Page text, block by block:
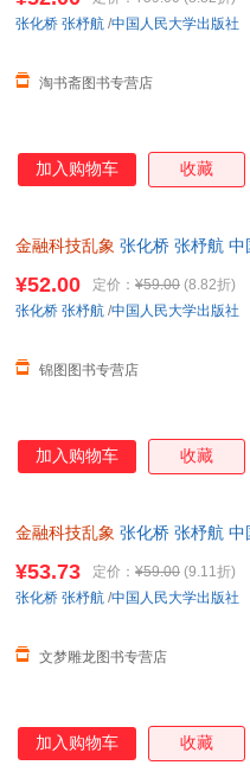
淘书斋图书专营店
张化桥 张杼航 /中国人民大学出版社
加入购物车 收藏
金融科技乱象 张化桥 张杼航
¥52.00 定价： ¥59.00 (8.82折)
锦图图书专营店
张化桥 张杼航 /中国人民大学出版社
加入购物车 收藏
金融科技乱象 张化桥 张杼航
¥53.73 定价： ¥59.00 (9.11折)
文梦雕龙图书专营店
张化桥 张杼航 /中国人民大学出版社
加入购物车 收藏